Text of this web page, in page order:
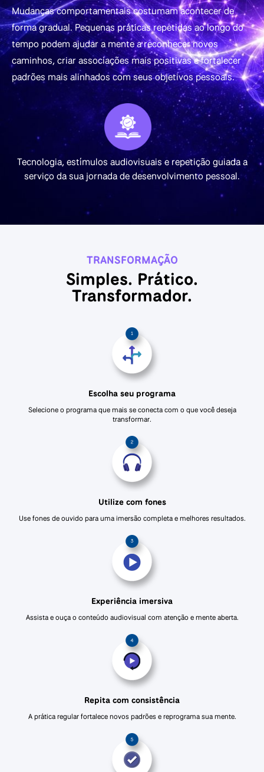
Mudanças comportamentais costumam acontecer de
forma gradual. Pequenas práticas repetidas ao longo do
tempo podem ajudar a mente a reconhecer novos
caminhos, criar associações mais positivas e fortalecer
padrões mais alinhados com seus objetivos pessoais.
Tecnologia, estímulos audiovisuais e repetição guiada a
serviço da sua jornada de desenvolvimento pessoal.
TRANSFORMAÇÃO
Simples. Prático.
Transformador.
Escolha seu programa
Selecione o programa que mais se conecta com o que você deseja
transformar.
Utilize com fones
Use fones de ouvido para uma imersão completa e melhores resultados.
Experiência imersiva
Assista e ouça o conteúdo audiovisual com atenção e mente aberta.
Repita com consistência
A prática regular fortalece novos padrões e reprograma sua mente.